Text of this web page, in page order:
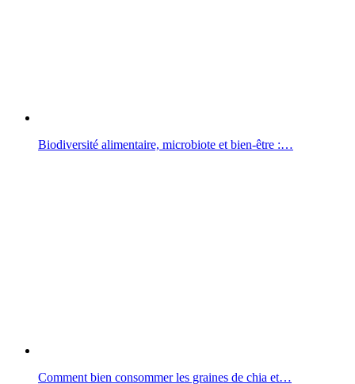
Biodiversité alimentaire, microbiote et bien-être :…
Comment bien consommer les graines de chia et…